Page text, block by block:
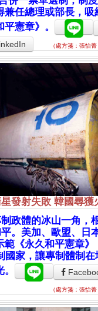
兼任總理或部長，吸
憲章》。
（處方箋：張怡
發射失敗 韓國尋獲
政體的冰山一角，
。美加、歐盟、日
範《永久和平憲章》
國家，讓專制體制在
（處方箋：張怡